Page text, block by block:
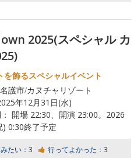
2025(スペシャル カ
を飾るスペシャルイベント
護市/カヌチャリゾート
年12月31日(水)
開場 22:30、開演 23:00。2026
) 0:30終了予定
たい： 3 行ってよかった： 3